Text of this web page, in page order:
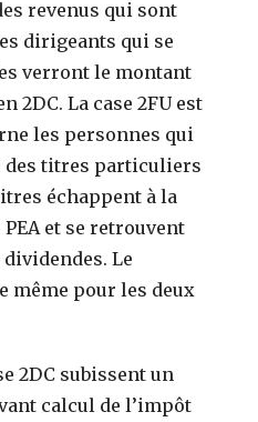
revenus qui sont
dirigeants qui se
verront le montant
2DC. La case 2FU est
les personnes qui
des titres particuliers
échappent à la
et se retrouvent
Le
même pour les deux
2DC subissent un
calcul de l’impôt